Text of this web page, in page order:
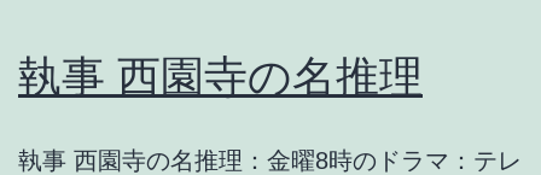
執事 西園寺の名推理
執事 西園寺の名推理：金曜8時のドラマ：テレ